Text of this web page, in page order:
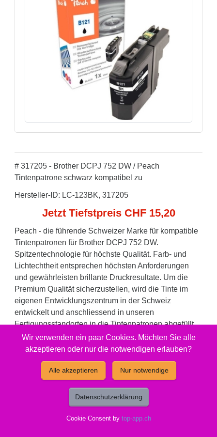
# 317205 - Brother DCPJ 752 DW / Peach
Tintenpatrone schwarz kompatibel zu
Hersteller-ID: LC-123BK, 317205
Jetzt Tiefstpreis CHF 15,20
Peach - die führende Schweizer Marke für kompatible
Tintenpatronen für Brother DCPJ 752 DW.
Spitzentechnologie für höchste Qualität. Farb- und
Lichtechtheit entsprechen höchsten Anforderungen
und gewährleisten brillante Druckresultate. Um die
Premium Qualität sicherzustellen, wird die Tinte im
eigenen Entwicklungszentrum in der Schweiz
entwickelt und anschliessend in unseren
Fertigungsstandorten in die Tintenpatronen abgefüllt.
Produktion und Fertigung entsprechen neusten
Erkenntnissen aus Lehre und Forschung. Qualität, mit
und dies zu immer noch sehr attraktiven Preisen. Eine
echte Alternative zu teuren Original Produkten oder
Wir verwenden ein paar Cookies. Möchten Sie alle
akzeptieren oder nur die notwendigen erlauben?
Alle akzeptieren Nur notwendige
Datenschutzerklärung
Cookie Consent by top-app.ch